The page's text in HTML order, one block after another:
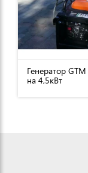
Генератор
на 4,5кВт